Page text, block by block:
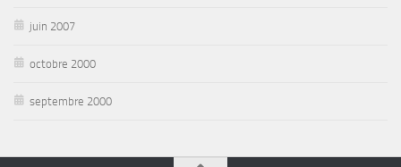
juin 2007
octobre 2000
septembre 2000